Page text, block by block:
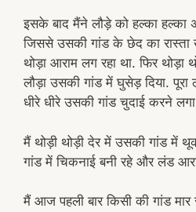
इसके बाद मैंने लौड़े को हल्का हल्का
जिससे उसकी गांड के छेद का
थोड़ा आराम लग रहा था. फिर थोड़ा
लौड़ा उसकी गांड में घुसेड़ दिया.
धीरे धीरे उसकी गांड चुदाई करने
मैं थोड़ी थोड़ी देर में उसकी गांड में
गांड में चिकनाई बनी रहे और लंड
मैं आज पहली बार किसी की गांड मार